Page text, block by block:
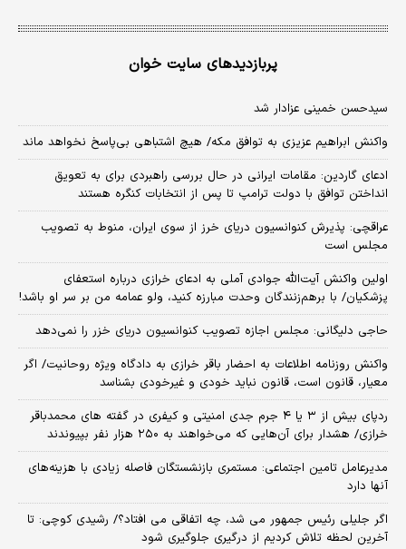
پربازدیدهای سایت خوان
سیدحسن خمینی عزادار شد
واکنش ابراهیم عزیزی به توافق مکه/ هیچ اشتباهی بی‌پاسخ نخواهد ماند
ادعای گاردین: مقامات ایرانی در حال بررسی راهبردی برای به تعویق
انداختن توافق با دولت ترامپ تا پس از انتخابات کنگره هستند
عراقچی: پذیرش کنوانسیون دریای خرز از سوی ایران، منوط به تصویب
مجلس است
اولین واکنش آیت‌الله جوادی آملی به ادعای خرازی درباره استعفای
پزشکیان/ با برهم‌زنندگان وحدت مبارزه کنید، ولو عمامه من بر سر او باشد!
حاجی دلیگانی: مجلس اجازه تصویب کنوانسیون دریای خزر را نمی‌دهد
واکنش روزنامه اطلاعات به احضار باقر خرازی به دادگاه ویژه روحانیت/ اگر
معیار، قانون است، قانون نباید خودی و غیرخودی بشناسد
ردپای بیش از ۳ یا ۴ جرم جدی امنیتی و کیفری در گفته های محمدباقر
خرازی/ هشدار برای آن‌هایی که می‌خواهند به ۲۵۰ هزار نفر بپیوندند
مدیرعامل تامین اجتماعی: مستمری بازنشستگان فاصله زیادی با هزینه‌های
آنها دارد
اگر جلیلی رئیس جمهور می شد، چه اتفاقی می افتاد؟/ رشیدی کوچی: تا
آخرین لحظه تلاش کردیم از درگیری جلوگیری شود